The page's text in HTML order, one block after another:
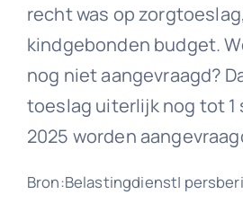
recht was op
kindgebonden budget.
nog niet aangevraagd?
toeslag uiterlijk nog tot 1
2025 worden
Bron:Belastingdienst|